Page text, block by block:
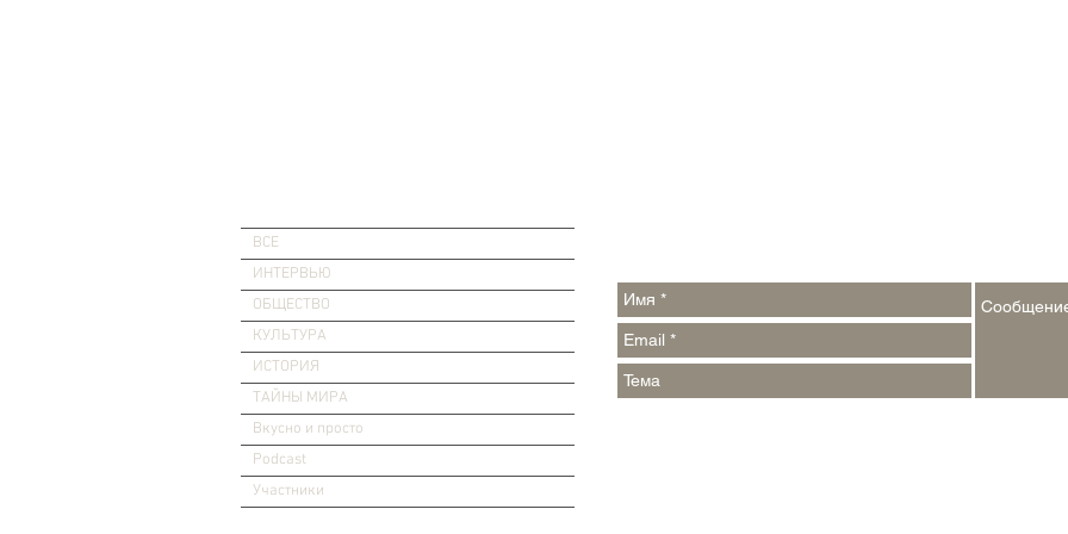
ВСЕ
ИНТЕРВЬЮ
ОБЩЕСТВО
КУЛЬТУРА
ИСТОРИЯ
ТАЙНЫ МИРА
Вкусно и просто
Podcast
Участники